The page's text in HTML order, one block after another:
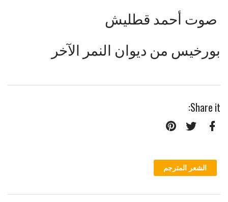
صوت أحمد قطليش
بورخيس من ديوان النمر الآخر
Share it:
الشعر المترجم